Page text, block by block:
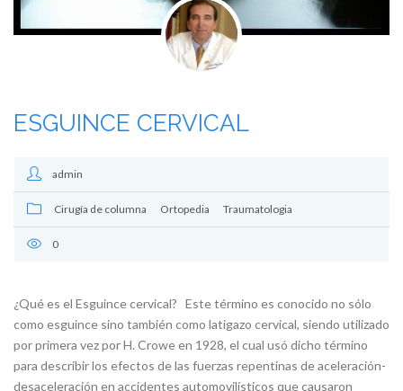
ESGUINCE CERVICAL
admin
Cirugía de columna Ortopedia Traumatologia
0
¿Qué es el Esguince cervical? Este término es conocido no sólo
como esguince sino también como latigazo cervical, siendo utilizado
por primera vez por H. Crowe en 1928, el cual usó dicho término
para describir los efectos de las fuerzas repentinas de aceleración-
desaceleración en accidentes automovilísticos que causaron